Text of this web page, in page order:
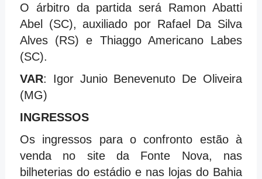
O árbitro da partida será Ramon Abatti
Abel (SC), auxiliado por Rafael Da Silva
Alves (RS) e Thiaggo Americano Labes
(SC).
VAR: Igor Junio Benevenuto De Oliveira
(MG)
INGRESSOS
Os ingressos para o confronto estão à
venda no site da Fonte Nova, nas
bilheterias do estádio e nas lojas do Bahia